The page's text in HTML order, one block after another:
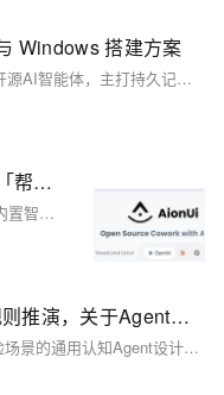
Windows 搭建方案
Hermes Agent 是 Nous Research 推出的开源AI智能体，主打持久记忆与自主进化，集成全域检索、三层长效记忆、智能自动化、风格化创作及增强语音交互五大能力，支持 Windows 本地一键部署，45.7MB 轻量安装，小白友好无踩坑。
AionUi：把 AI 从「聊天框」变成「帮你干活的同事」
AionUi 是一款免费开源的AI协作工作台，内置智能体引擎，零配置、粘贴任意API Key即可使用。支持多智能体协同、远程访问、跨平台及7×24定时自动化，数据本地存储，安全可控。现已上线阿里云计算巢，一键部署，开箱即用。
高认知的本质，基于真实信息的规则推演，关于Agent的设计规范
本文提出面向开放域、多规则交叉与高风险场景的通用认知Agent设计规范，强调“真实信息→规则推演→独立验证”三阶闭环。主张以强制检索保信息真实、分层专精架构兼顾知识广度与推理深度、内置多源交叉验证回路，并输出带三维置信度的结论，核心目标是构建可信赖、可追溯、可验证的可靠认知系统。（239字）